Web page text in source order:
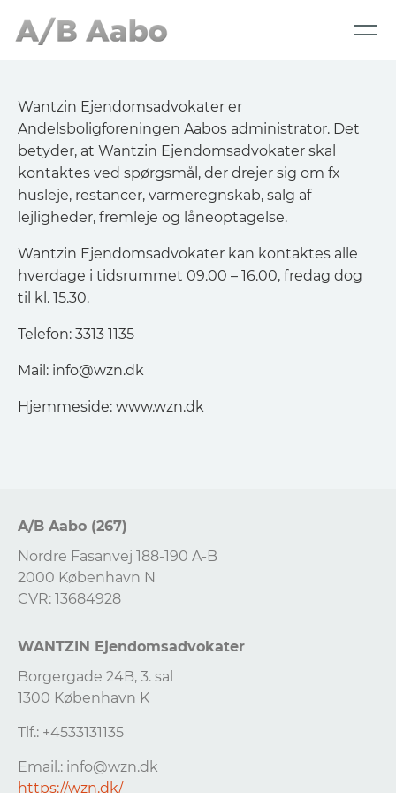
Wantzin Ejendomsadvokater er
Andelsboligforeningen Aabos administrator. Det
betyder, at Wantzin Ejendomsadvokater skal
kontaktes ved spørgsmål, der drejer sig om fx
husleje, restancer, varmeregnskab, salg af
lejligheder, fremleje og låneoptagelse.
Wantzin Ejendomsadvokater kan kontaktes alle
hverdage i tidsrummet 09.00 – 16.00, fredag dog
til kl. 15.30.
Telefon: 3313 1135
Mail: info@wzn.dk
Hjemmeside: www.wzn.dk
A/B Aabo (267)
Nordre Fasanvej 188-190 A-B
2000 København N
CVR: 13684928
WANTZIN Ejendomsadvokater
Borgergade 24B, 3. sal
1300 København K
Tlf.: +4533131135
Email.: info@wzn.dk
https://wzn.dk/